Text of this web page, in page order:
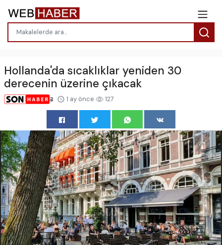
Hollanda'da sıcaklıklar yeniden 30
derecenin üzerine çıkacak
1 ay önce 127